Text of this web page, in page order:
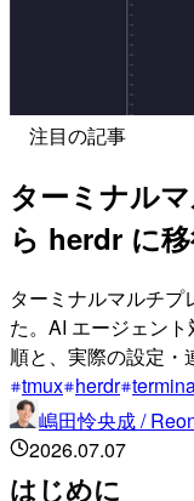
注目の記事
ターミナル
ら herdr に
ターミナルマルチプ
た。AI エージェン
順と、実際の設定・
tmux herdr
嶋田怜央成 /
2026.07.07
はじめに